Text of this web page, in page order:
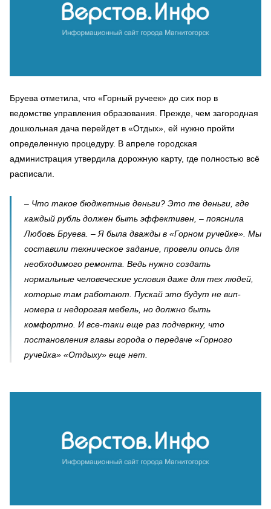
Бруева отметила, что «Горный ручеек» до сих пор в
ведомстве управления образования. Прежде, чем загородная
дошкольная дача перейдет в «Отдых», ей нужно пройти
определенную процедуру. В апреле городская
администрация утвердила дорожную карту, где полностью всё
расписали.
– Что такое бюджетные деньги? Это те деньги, где
каждый рубль должен быть эффективен, – пояснила
Любовь Бруева. – Я была дважды в «Горном ручейке». Мы
составили техническое задание, провели опись для
необходимого ремонта. Ведь нужно создать
нормальные человеческие условия даже для тех людей,
которые там работают. Пускай это будут не вип-
номера и недорогая мебель, но должно быть
комфортно. И все-таки еще раз подчеркну, что
постановления главы города о передаче «Горного
ручейка» «Отдыху» еще нет.